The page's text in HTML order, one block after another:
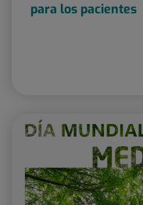
para los pacientes